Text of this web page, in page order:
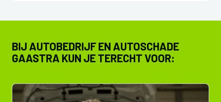
BIJ AUTOBEDRIJF EN AUTOSCHADE
GAASTRA KUN JE TERECHT VOOR: